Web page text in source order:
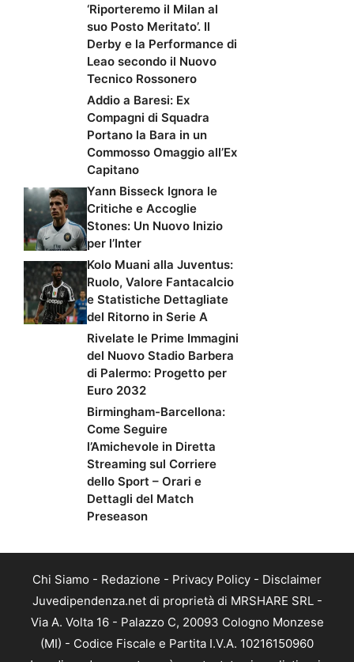
‘Riporteremo il Milan al
suo Posto Meritato’. Il
Derby e la Performance di
Leao secondo il Nuovo
Tecnico Rossonero
Addio a Baresi: Ex
Compagni di Squadra
Portano la Bara in un
Commosso Omaggio all’Ex
Capitano
Yann Bisseck Ignora le
Critiche e Accoglie
Stones: Un Nuovo Inizio
per l’Inter
Kolo Muani alla Juventus:
Ruolo, Valore Fantacalcio
e Statistiche Dettagliate
del Ritorno in Serie A
Rivelate le Prime Immagini
del Nuovo Stadio Barbera
di Palermo: Progetto per
Euro 2032
Birmingham-Barcellona:
Come Seguire
l’Amichevole in Diretta
Streaming sul Corriere
dello Sport – Orari e
Dettagli del Match
Preseason
Chi Siamo - Redazione - Privacy Policy - Disclaimer
Juvedipendenza.net di proprietà di MRSHARE SRL -
Via A. Volta 16 - Palazzo C, 20093 Cologno Monzese
(MI) - Codice Fiscale e Partita I.V.A. 10216150960